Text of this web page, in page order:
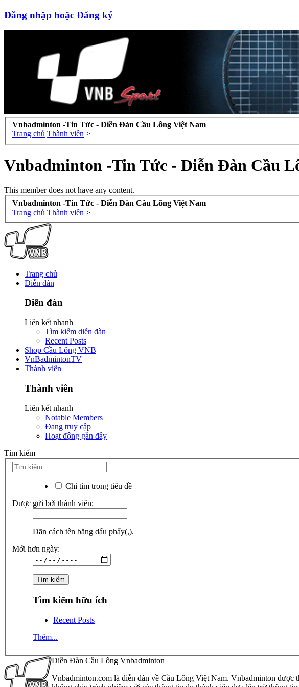
Đăng nhập hoặc Đăng ký
Vnbadminton -Tin Tức - Diễn Đàn Cầu Lông Việt Nam
Trang chủ Thành viên >
Vnbadminton -Tin Tức - Diễn Đàn Cầu
This member does not have any content.
Vnbadminton -Tin Tức - Diễn Đàn Cầu Lông Việt Nam
Trang chủ Thành viên >
Trang chủ
Diễn đàn
Diễn đàn
Liên kết nhanh
Tìm kiếm diễn đàn
Recent Posts
Shop Cầu Lông VNB
VnBadmintonTV
Thành viên
Thành viên
Liên kết nhanh
Notable Members
Đang truy cập
Hoạt động gần đây
Tìm kiếm
Chỉ tìm trong tiêu đề
Được gửi bởi thành viên:
Dãn cách tên bằng dấu phẩy(,).
Mới hơn ngày:
Tìm kiếm hữu ích
Recent Posts
Thêm...
Diễn Đàn Cầu Lông Vnbadminton
Vnbadminton.com là diễn đàn về Cầu Lông Việt Nam. Vnbadminton được